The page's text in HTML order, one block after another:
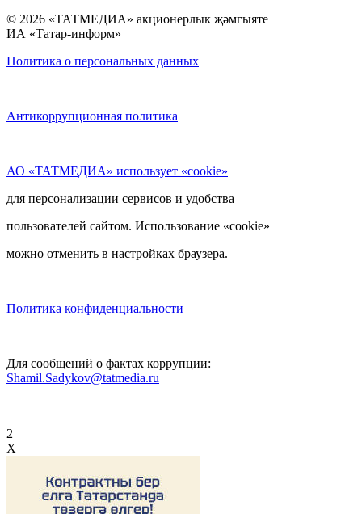
© 2026 «ТАТМЕДИА» акционерлык җәмгыяте
ИА «Татар-информ»
Политика о персональных данных
Антикоррупционная политика
АО «ТАТМЕДИА» использует «cookie»
для персонализации сервисов и удобства
пользователей сайтом. Использование «cookie»
можно отменить в настройках браузера.
Политика конфиденциальности
Для сообщений о фактах коррупции:
Shamil.Sadykov@tatmedia.ru
2
X